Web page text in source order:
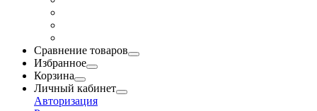
Сравнение товаров
Избранное
Корзина
Личный кабинет
Авторизация